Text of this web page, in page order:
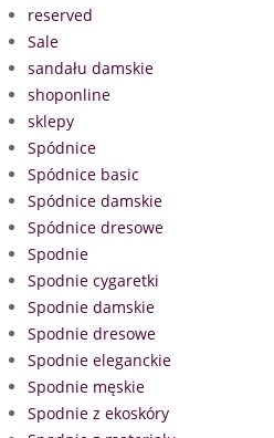
reserved
Sale
sandału damskie
shoponline
sklepy
Spódnice
Spódnice basic
Spódnice damskie
Spódnice dresowe
Spodnie
Spodnie cygaretki
Spodnie damskie
Spodnie dresowe
Spodnie eleganckie
Spodnie męskie
Spodnie z ekoskóry